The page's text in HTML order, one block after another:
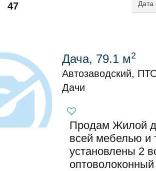
47
Дача, 79.1 м2
Автозаводский,
Дачи
Продам Жилой
всей мебелью и
установлены 2
оптоволоконный